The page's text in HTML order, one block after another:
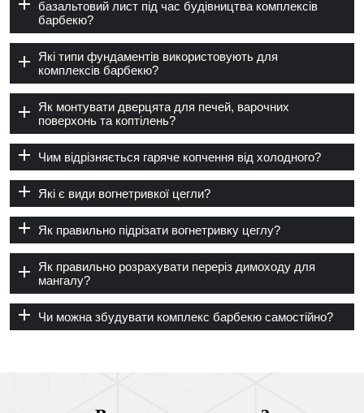
базальтовий лист під час будівництва комплексів
барбекю?
Які типи фундаментів використовують для
комплексів барбекю?
Як монтувати дверцята для печей, варочних
поверхонь та коптілень?
Чим відрізняється гаряче копчення від холодного?
Які є види вогнетривкої цегли?
Як правильно підрізати вогнетривку цеглу?
Як правильно розрахувати переріз димоходу для
мангалу?
Чи можна збудувати комплекс барбекю самостійно?